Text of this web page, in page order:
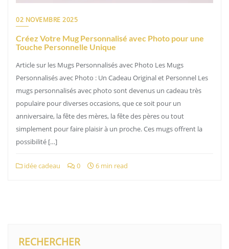
02 NOVEMBRE 2025
Créez Votre Mug Personnalisé avec Photo pour une
Touche Personnelle Unique
Article sur les Mugs Personnalisés avec Photo Les Mugs
Personnalisés avec Photo : Un Cadeau Original et Personnel Les
mugs personnalisés avec photo sont devenus un cadeau très
populaire pour diverses occasions, que ce soit pour un
anniversaire, la fête des mères, la fête des pères ou tout
simplement pour faire plaisir à un proche. Ces mugs offrent la
possibilité […]
idée cadeau 0 6 min read
RECHERCHER